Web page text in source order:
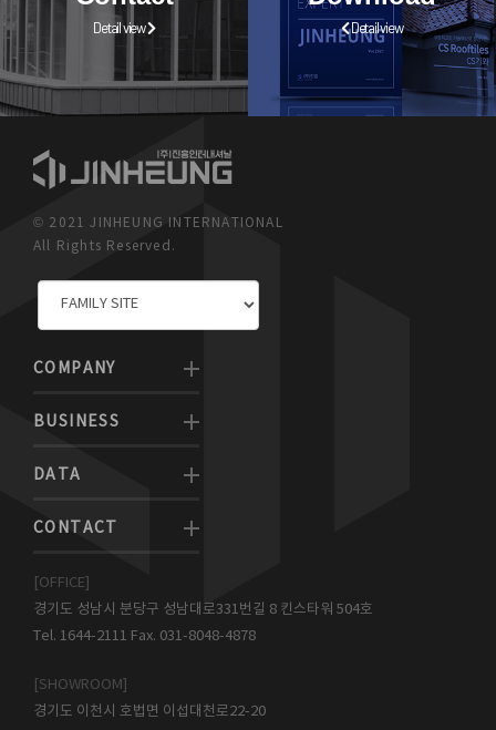
Detail view Detail view
© 2021 JINHEUNG INTERNATIONAL
All Rights Reserved.
COMPANY
BUSINESS
DATA
CONTACT
[OFFICE]
경기도 성남시 분당구 성남대로331번길 8 킨스타워 504호
Tel. 1644-2111 Fax. 031-8048-4878
[SHOWROOM]
경기도 이천시 호법면 이섭대천로22-20